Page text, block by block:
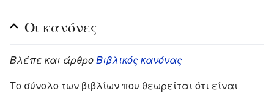
Οι κανόνες
Βλέπε και άρθροΒιβλικός κανόνας
Το σύνολο των βιβλίων που θεωρείται ότι είναι